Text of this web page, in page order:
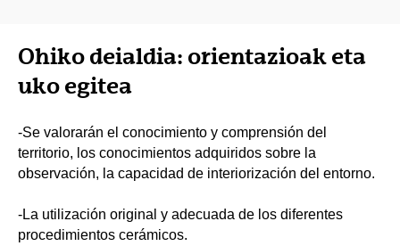
Ohiko deialdia: orientazioak eta
uko egitea
-Se valorarán el conocimiento y comprensión del
territorio, los conocimientos adquiridos sobre la
observación, la capacidad de interiorización del entorno.
-La utilización original y adecuada de los diferentes
procedimientos cerámicos.